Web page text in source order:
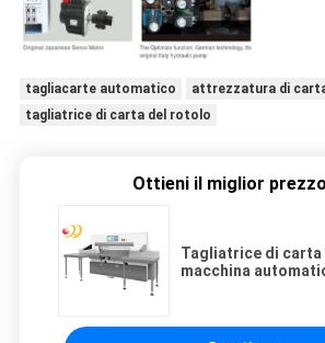
tagliacarte automatico
attrezzatura di
tagliatrice di carta del rotolo
Ottieni il miglior
Tagliatrice di carta
macchina